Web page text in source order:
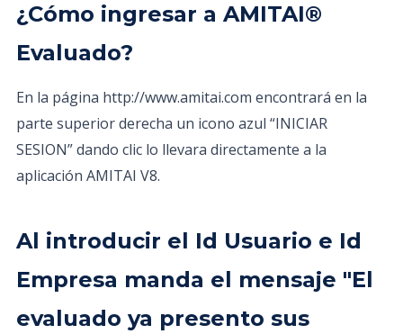
¿Cómo ingresar a AMITAI®
Evaluado?
En la página http://www.amitai.com encontrará en la
parte superior derecha un icono azul “INICIAR
SESION” dando clic lo llevara directamente a la
aplicación AMITAI V8.
Al introducir el Id Usuario e Id
Empresa manda el mensaje "El
evaluado ya presento sus